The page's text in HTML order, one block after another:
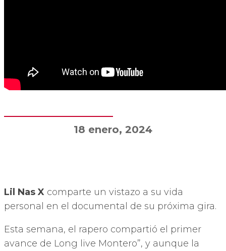
18 enero, 2024
Lil Nas X comparte un vistazo a su vida
personal en el documental de su próxima gira.
Esta semana, el rapero compartió el primer
avance de Long live Montero”, y aunque la